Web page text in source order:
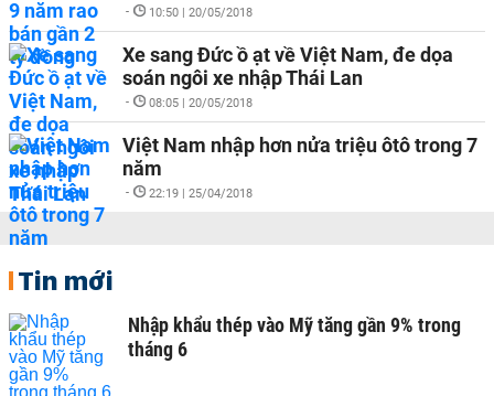
- 10:50 | 20/05/2018
Xe sang Đức ồ ạt về Việt Nam, đe dọa
soán ngôi xe nhập Thái Lan
- 08:05 | 20/05/2018
Việt Nam nhập hơn nửa triệu ôtô trong 7
năm
- 22:19 | 25/04/2018
Tin mới
Nhập khẩu thép vào Mỹ tăng gần 9% trong
tháng 6